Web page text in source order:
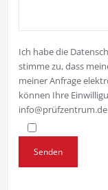
Ich habe die
stimme zu, dass
meiner Anfrage
können Ihre